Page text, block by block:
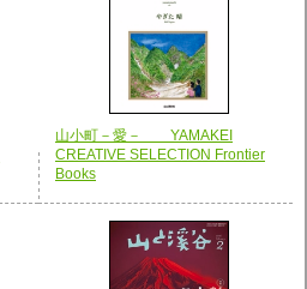
山小町－愛－ YAMAKEI
CREATIVE SELECTION Frontier
Books